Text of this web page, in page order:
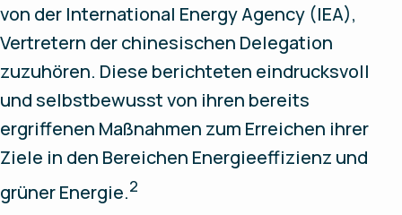
von der International Energy Agency (IEA),
Vertretern der chinesischen Delegation
zuzuhören. Diese berichteten eindrucksvoll
und selbstbewusst von ihren bereits
ergriffenen Maßnahmen zum Erreichen ihrer
Ziele in den Bereichen Energieeffizienz und
grüner Energie.2